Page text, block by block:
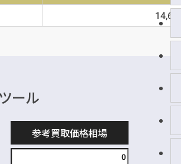
14,648
ール
参考買取価格相場